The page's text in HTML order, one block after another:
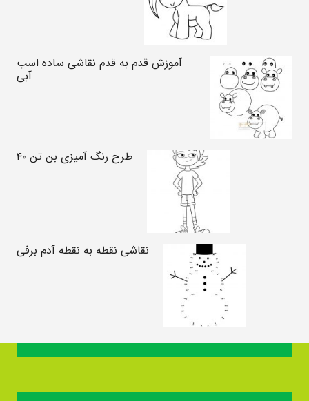
آموزش قدم به قدم نقاشی ساده اسب
آبی
طرح رنگ آمیزی بن تن ۴۰
نقاشی نقطه به نقطه آدم برفی